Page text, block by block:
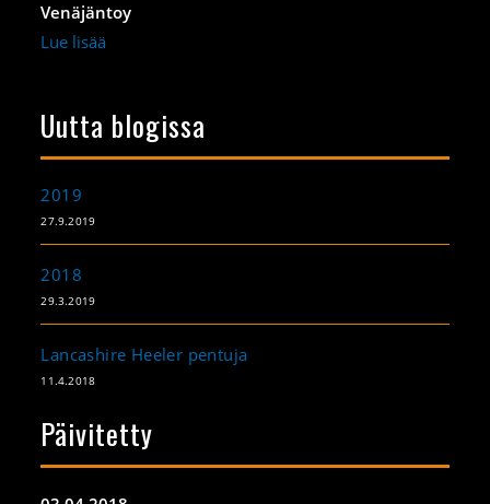
Venäjäntoy
Lue lisää
Uutta blogissa
2019
27.9.2019
2018
29.3.2019
Lancashire Heeler pentuja
11.4.2018
Päivitetty